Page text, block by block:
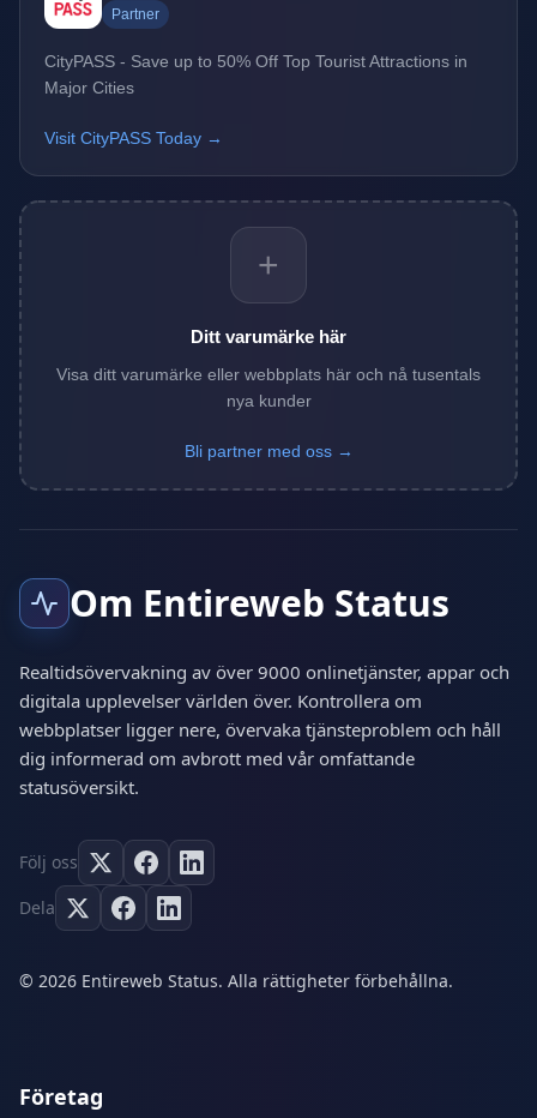
Partner
CityPASS - Save up to 50% Off Top Tourist Attractions in
Major Cities
Visit CityPASS Today →
+
Ditt varumärke här
Visa ditt varumärke eller webbplats här och nå tusentals
nya kunder
Bli partner med oss →
Om Entireweb Status
Realtidsövervakning av över 9000 onlinetjänster, appar och
digitala upplevelser världen över. Kontrollera om
webbplatser ligger nere, övervaka tjänsteproblem och håll
dig informerad om avbrott med vår omfattande
statusöversikt.
Följ oss
Dela
© 2026 Entireweb Status. Alla rättigheter förbehållna.
Företag